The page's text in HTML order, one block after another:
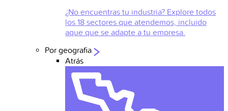
¿No encuentras tu industria? Explore todos
los 18 sectores que atendemos, incluido
aque que se adapte a tu empresa.
Por geografia
Atrás